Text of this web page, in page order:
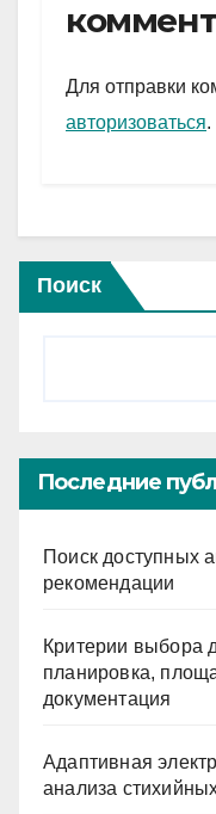
a
m
Для отправки
авторизоваться.
Поиск
Последние
Поиск доступных
рекомендации
Критерии выбора
планировка,
документация
Адаптивная
анализа